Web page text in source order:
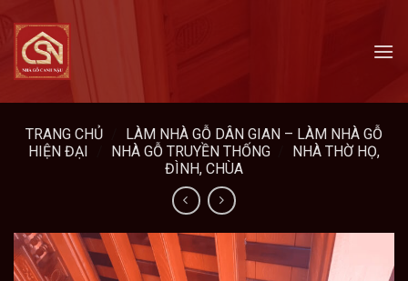
content
TRANG CHỦ
LÀM NHÀ GỖ DÂN GIAN – LÀM NHÀ GỖ
HIỆN ĐẠI
NHÀ GỖ TRUYỀN THỐNG
NHÀ THỜ HỌ,
ĐÌNH, CHÙA